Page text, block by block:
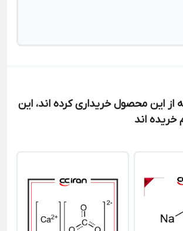
از این محصول خریداری کرده اند، این
اند